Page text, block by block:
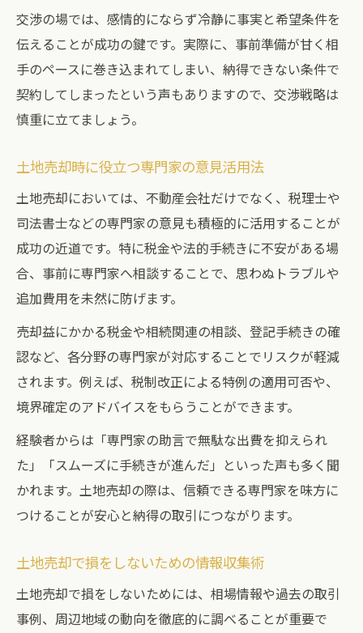
交渉の場では、感情的にならず冷静に事実と希望条件を
伝えることが成功の鍵です。実際に、事前準備が甘く相
手のペースに巻き込まれてしまい、納得できない条件で
契約してしまったという声もありますので、交渉戦略は
慎重に立てましょう。
土地売却時に役立つ専門家の意見活用法
土地売却においては、不動産会社だけでなく、税理士や
司法書士などの専門家の意見も積極的に活用することが
成功の近道です。特に税金や法的手続きに不安がある場
合、事前に専門家へ相談することで、思わぬトラブルや
追加費用を未然に防げます。
売却益にかかる税金や相続関連の相談、登記手続きの確
認など、各分野の専門家が対応することでリスクが軽減
されます。例えば、税制改正による特例の適用可否や、
境界確定のアドバイスをもらうことができます。
経験者からは「専門家の助言で無駄な出費を抑えられ
た」「スムーズに手続きが進んだ」といった声も多く聞
かれます。土地売却の際は、信頼できる専門家を味方に
つけることが安心と納得の取引につながります。
土地売却で損をしないための情報収集術
土地売却で損をしないためには、相場情報や過去の取引
事例、周辺地域の動向を徹底的に調べることが重要で